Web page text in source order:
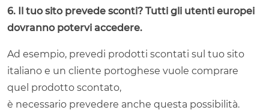
6. Il tuo sito prevede sconti? Tutti gli utenti europei
dovranno potervi accedere.
Ad esempio, prevedi prodotti scontati sul tuo sito
italiano e un cliente portoghese vuole comprare
quel prodotto scontato,
è necessario prevedere anche questa possibilità.